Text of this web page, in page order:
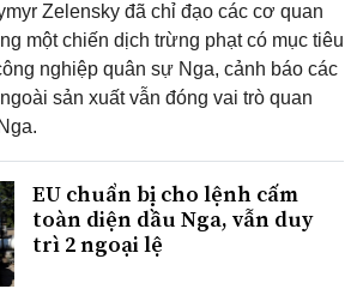
Zelensky đã chỉ đạo các cơ quan
một chiến dịch trừng phạt có mục tiêu
nghiệp quân sự Nga, cảnh báo các
sản xuất vẫn đóng vai trò quan
EU chuẩn bị cho lệnh cấm
toàn diện dầu Nga, vẫn duy
trì 2 ngoại lệ